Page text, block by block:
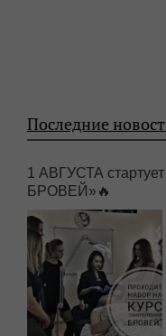
Последние
1 АВГУСТА
БРОВЕЙ»🔥